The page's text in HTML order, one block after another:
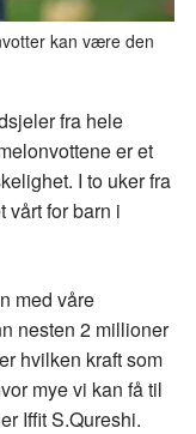
kan være den
fra hele
er et
I to uker fra
vårt for barn i
med våre
nesten 2 millioner
hvilken kraft som
mye vi kan få til
Iffit S.Qureshi.